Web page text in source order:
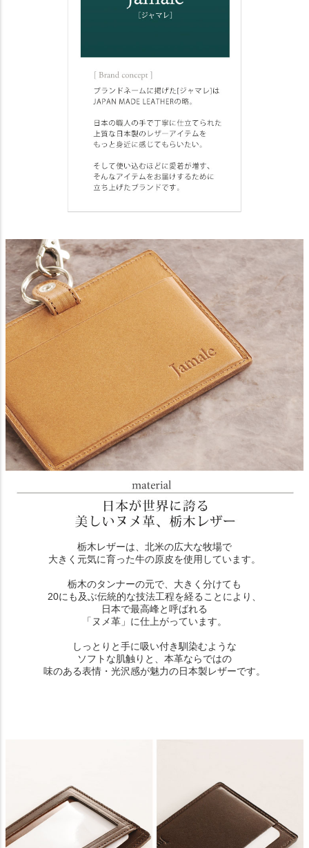
栃木レザーは、北米の広大な牧場で
大きく元気に育った牛の原皮を使用しています。
栃木のタンナーの元で、大きく分けても
20にも及ぶ伝統的な技法工程を経ることにより、
日本で最高峰と呼ばれる
「ヌメ革」に仕上がっています。
しっとりと手に吸い付き馴染むような
ソフトな肌触りと、本革ならではの
味のある表情・光沢感が魅力の日本製レザーです。